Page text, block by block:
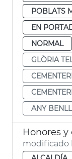
POBLATS
EN
NORMAL
GLÒRIA
ANY
Honores
modificado